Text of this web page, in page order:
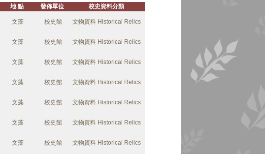
地 點 發佈單位 校史資料分類
文藻 校史館 文物資料 Historical Relics
文藻 校史館 文物資料 Historical Relics
文藻 校史館 文物資料 Historical Relics
文藻 校史館 文物資料 Historical Relics
文藻 校史館 文物資料 Historical Relics
文藻 校史館 文物資料 Historical Relics
文藻 校史館 文物資料 Historical Relics